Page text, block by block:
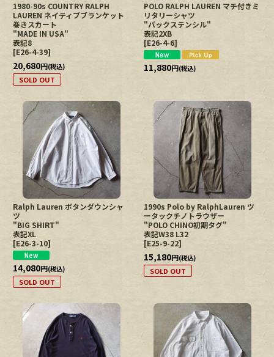
1980-90s COUNTRY RALPH
LAUREN ネイティブブランケット
巻きスカート
"MADE IN USA"
表記8
[E26-4-39]
20,680円(税込)
SOLD OUT
POLO RALPH LAUREN マチ付きミ
リタリーシャツ
"バックステンシル"
表記2XB
[E26-4-6]
11,880円(税込)
Ralph Lauren ボタンダウンシャ
ツ
"BIG SHIRT"
表記XL
[E26-3-10]
14,080円(税込)
SOLD OUT
1990s Polo by RalphLauren ツ
ータックチノトラウザー
"POLO CHINO初期タグ"
表記W38 L32
[E25-9-22]
15,180円(税込)
SOLD OUT